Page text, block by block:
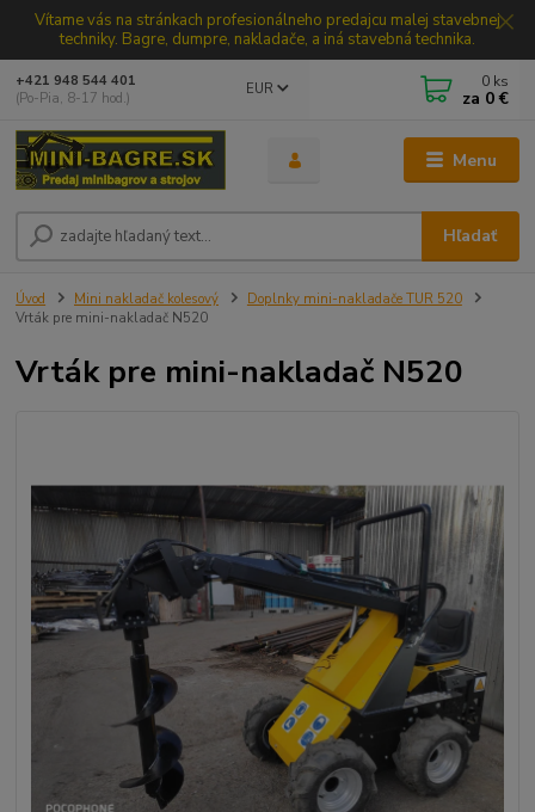
Vítame vás na stránkach profesionálneho predajcu malej stavebnej
techniky. Bagre, dumpre, nakladače, a iná stavebná technika.
Menu
EUR
Hľadať
+421 948 544 401
(Po-Pia, 8-17 hod.)
0 ks
za 0 €
Úvod Mini nakladač kolesový
Doplnky mini-nakladače TUR 520
Vrták pre mini-nakladač N520
Vrták pre mini-nakladač N520